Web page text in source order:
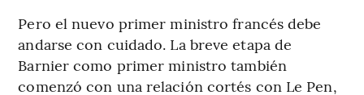
Pero el nuevo primer ministro francés debe
andarse con cuidado. La breve etapa de
Barnier como primer ministro también
comenzó con una relación cortés con Le Pen,